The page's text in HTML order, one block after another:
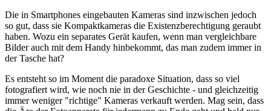
Die in Smartphones eingebauten Kameras sind inzwischen jedoch
so gut, dass sie Kompaktkameras die Existenzberechtigung geraubt
haben. Wozu ein separates Gerät kaufen, wenn man vergleichbare
Bilder auch mit dem Handy hinbekommt, das man zudem immer in
der Tasche hat?
Es entsteht so im Moment die paradoxe Situation, dass so viel
fotografiert wird, wie noch nie in der Geschichte - und gleichzeitig
immer weniger "richtige" Kameras verkauft werden. Mag sein, dass